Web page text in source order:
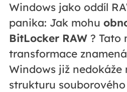
Windows jako oddíl
panika: Jak mohu
BitLocker RAW? Tato
transformace
Windows již nedokáže
strukturu